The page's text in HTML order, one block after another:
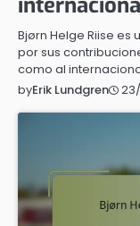
Bjørn Helge Riise
por sus
como al
byErik Lundgren